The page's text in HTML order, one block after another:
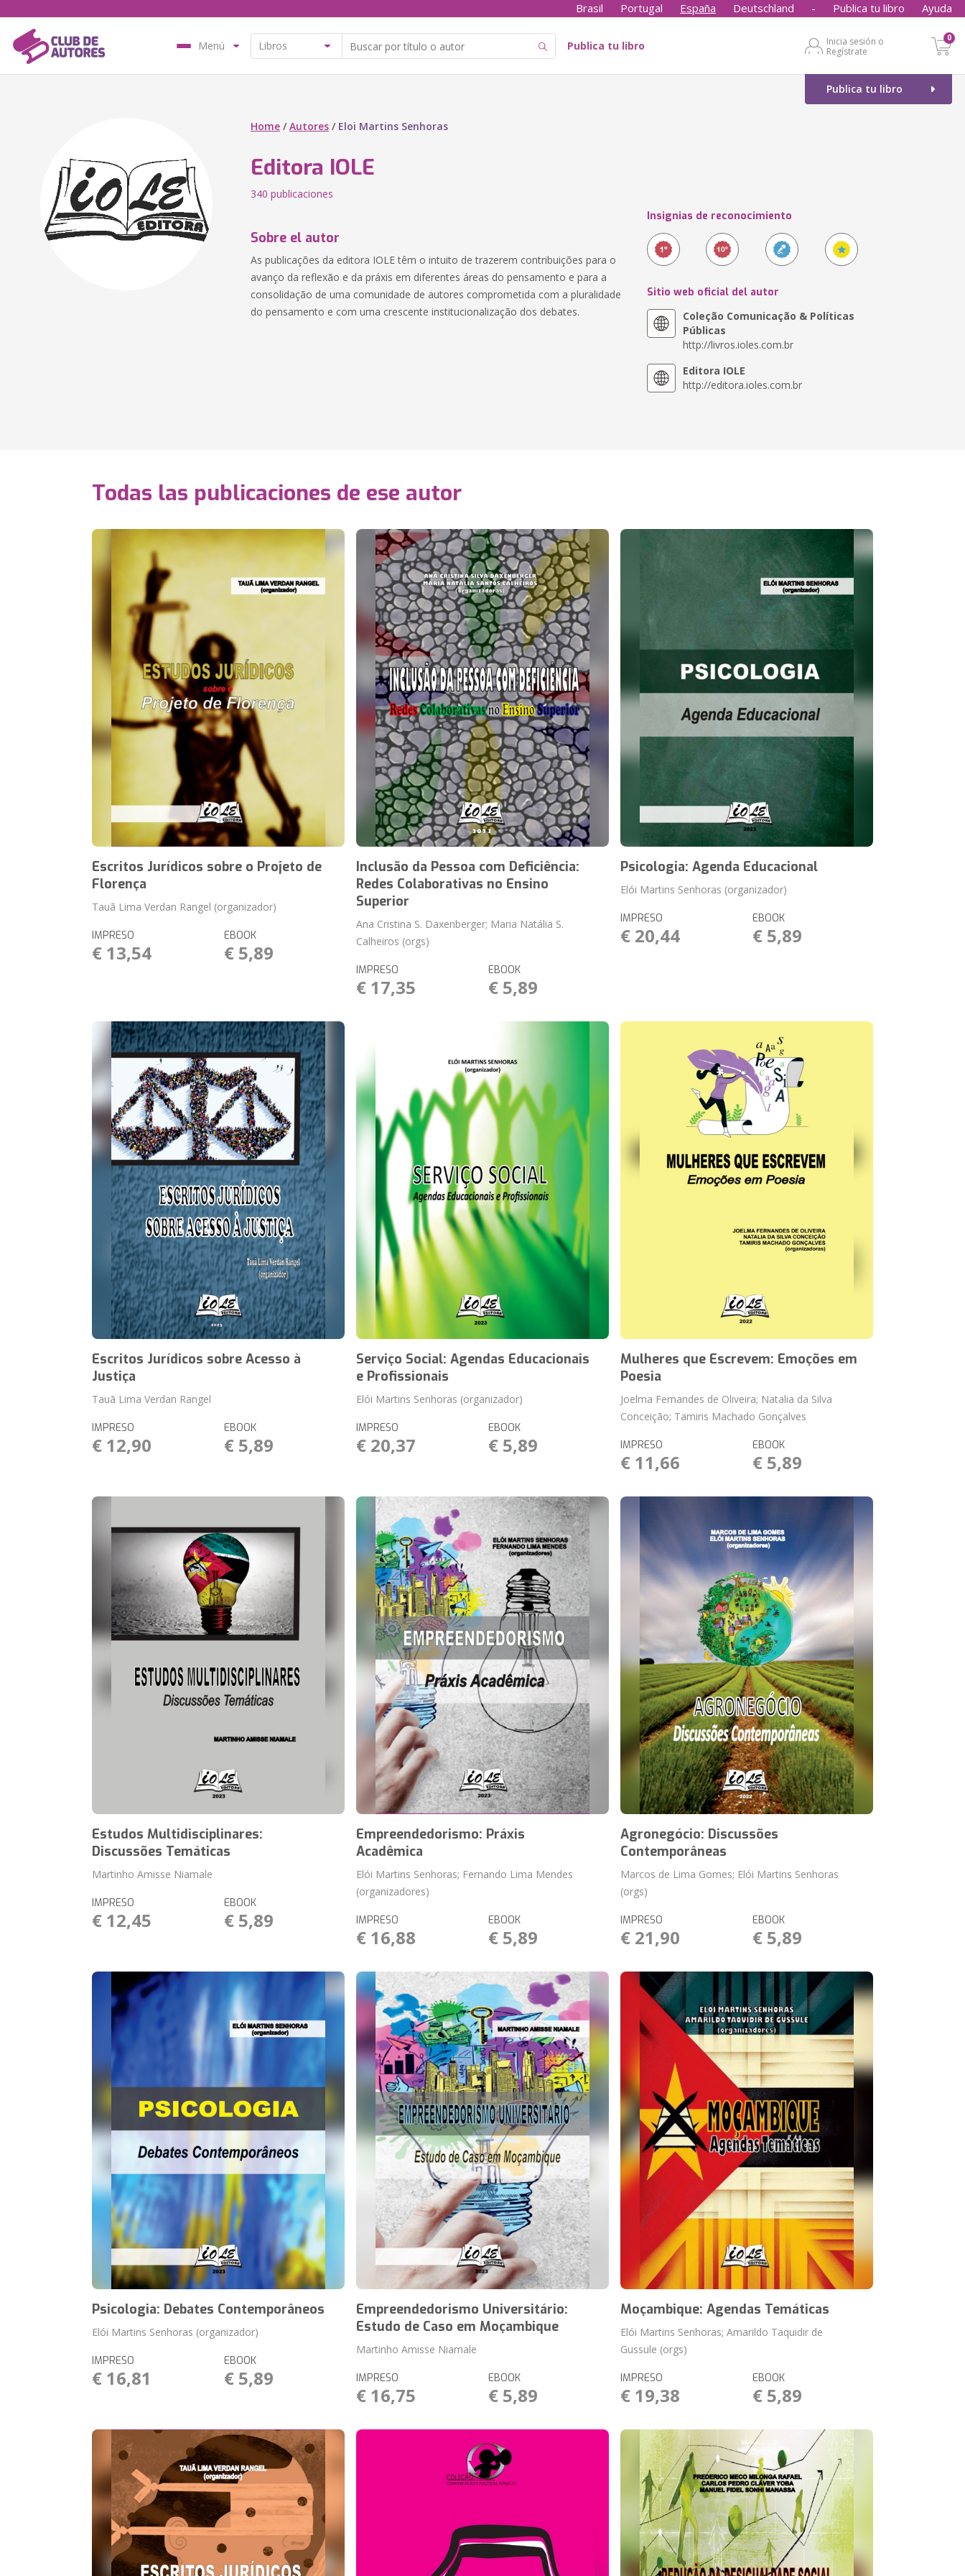
Brasil Portugal España Deutschland - Publica tu libro Ayuda
Menú Publica tu libro
Inicia sesión o
Regístrate
0
Publica tu libro
Home /Autores / Eloi Martins Senhoras
Editora IOLE
340 publicaciones
Sobre el autor
As publicações da editora IOLE têm o intuito de trazerem contribuições para o
avanço da reflexão e da práxis em diferentes áreas do pensamento e para a
consolidação de uma comunidade de autores comprometida com a pluralidade
do pensamento e com uma crescente institucionalização dos debates.
Insignias de reconocimiento
Sitio web oficial del autor
Coleção Comunicação & Políticas
Públicas
http://livros.ioles.com.br
Editora IOLE
http://editora.ioles.com.br
Todas las publicaciones de ese autor
Escritos Jurídicos sobre o Projeto de
Florença
Tauã Lima Verdan Rangel (organizador)
IMPRESO
€ 13,54
EBOOK
€ 5,89
Inclusão da Pessoa com Deficiência:
Redes Colaborativas no Ensino
Superior
Ana Cristina S. Daxenberger; Maria Natália S.
Calheiros (orgs)
IMPRESO
€ 17,35
EBOOK
€ 5,89
Psicologia: Agenda Educacional
Elói Martins Senhoras (organizador)
IMPRESO
€ 20,44
EBOOK
€ 5,89
Escritos Jurídicos sobre Acesso à
Justiça
Tauã Lima Verdan Rangel
IMPRESO
€ 12,90
EBOOK
€ 5,89
Serviço Social: Agendas Educacionais
e Profissionais
Elói Martins Senhoras (organizador)
IMPRESO
€ 20,37
EBOOK
€ 5,89
Mulheres que Escrevem: Emoções em
Poesia
Joelma Fernandes de Oliveira; Natalia da Silva
Conceição; Tamiris Machado Gonçalves
IMPRESO
€ 11,66
EBOOK
€ 5,89
Estudos Multidisciplinares:
Discussões Temáticas
Martinho Amisse Niamale
IMPRESO
€ 12,45
EBOOK
€ 5,89
Empreendedorismo: Práxis
Acadêmica
Elói Martins Senhoras; Fernando Lima Mendes
(organizadores)
IMPRESO
€ 16,88
EBOOK
€ 5,89
Agronegócio: Discussões
Contemporâneas
Marcos de Lima Gomes; Elói Martins Senhoras
(orgs)
IMPRESO
€ 21,90
EBOOK
€ 5,89
Psicologia: Debates Contemporâneos
Elói Martins Senhoras (organizador)
IMPRESO
€ 16,81
EBOOK
€ 5,89
Empreendedorismo Universitário:
Estudo de Caso em Moçambique
Martinho Amisse Niamale
IMPRESO
€ 16,75
EBOOK
€ 5,89
Moçambique: Agendas Temáticas
Elói Martins Senhoras; Amarildo Taquidir de
Gussule (orgs)
IMPRESO
€ 19,38
EBOOK
€ 5,89